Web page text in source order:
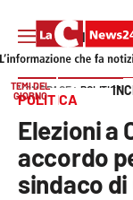
Cronaca
Vai
TEMI DEL
GIORNO
HOME PAGE POLITICA
POLITICA
Elezioni a
accordo
sindaco di